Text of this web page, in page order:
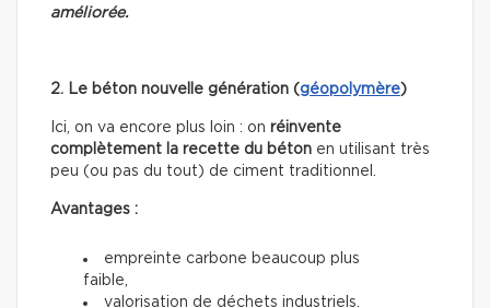
améliorée.
2. Le béton nouvelle génération (géopolymère)
Ici, on va encore plus loin : on réinvente
complètement la recette du béton en utilisant très
peu (ou pas du tout) de ciment traditionnel.
Avantages :
empreinte carbone beaucoup plus
faible,
valorisation de déchets industriels.